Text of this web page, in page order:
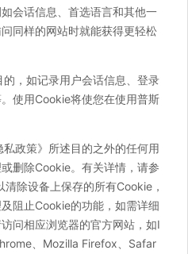
会话信息、首选语言和其他一
同样的网站时就能获得更轻松
，如记录用户会话信息、登录
使用Cookie将使您在使用普斯
政策》所述目的之外的任何用
删除Cookie。有关详情，请参
清除设备上保存的所有Cookie，
阻止Cookie的功能，如需详细
问相应浏览器的官方网站，如I
、Mozilla Firefox、Safar